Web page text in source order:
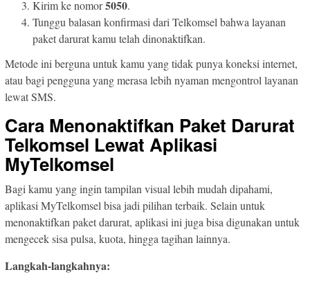
Kirim ke nomor5050.
Tunggu balasan konfirmasi dari Telkomsel bahwa layanan
paket darurat kamu telah dinonaktifkan.
Metode ini berguna untuk kamu yang tidak punya koneksi internet,
atau bagi pengguna yang merasa lebih nyaman mengontrol layanan
lewat SMS.
Cara Menonaktifkan Paket Darurat
Telkomsel Lewat Aplikasi
MyTelkomsel
Bagi kamu yang ingin tampilan visual lebih mudah dipahami,
aplikasi MyTelkomsel bisa jadi pilihan terbaik. Selain untuk
menonaktifkan paket darurat, aplikasi ini juga bisa digunakan untuk
mengecek sisa pulsa, kuota, hingga tagihan lainnya.
Langkah-langkahnya: